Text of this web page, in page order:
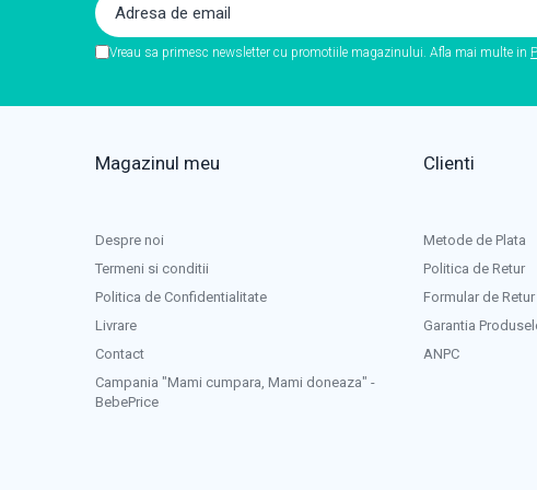
Vreau sa primesc newsletter cu promotiile magazinului. Afla mai multe in
Magazinul meu
Despre noi
Termeni si conditii
Politica de Confidentialitate
Livrare
Contact
Campania "Mami cumpara, Mami doneaza" -
BebePrice
Clienti
Metode de Plata
Politica de Retur
Formular de Retur
Garantia
ANPC